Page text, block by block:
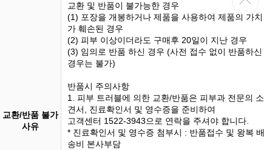
교환/반품 불가
사유
교환 및 반품이 불가능한 경우
(1) 포장을 개봉하거나 제품을 사용하여 제품의 가치
가 훼손된 경우
(2) 피부 이상이더라도 구매후 20일이 지난 경우
(3) 임의로 반품 하신 경우 (사전 접수 없이 반품하신
경우는 불가)
반품시 주의사항
1. 피부 트러블에 의한 교환/반품은 피부과 전문의 소
견서, 진료확인서 및 영수증을 준비하여
고객센터 1522-3943으로 연락을 주셔야 합니다.
* 진료확인서 및 영수증 첨부시 : 반품접수 및 왕복 배
송비 본사부담